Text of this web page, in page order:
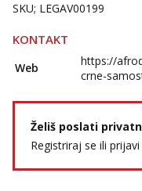
SKU; LEGAV00199
KONTAKT
Web
https://
crne-
Želiš poslati
Registriraj se ili